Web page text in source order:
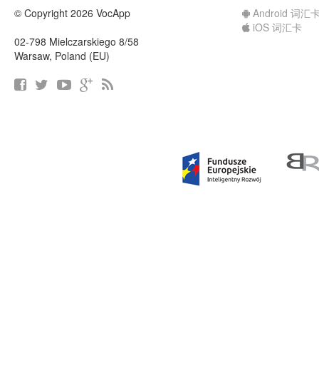
© Copyright 2026 VocApp
02-798 Mielczarskiego 8/58
Warsaw, Poland (EU)
Android 词汇
iOS 词汇卡